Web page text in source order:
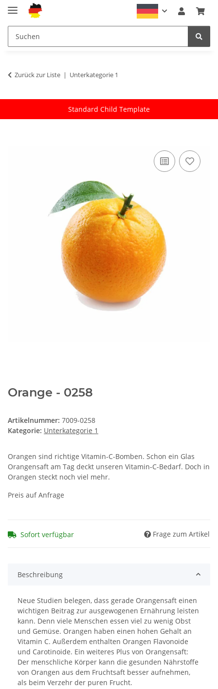
Zurück zur Liste Unterkategorie 1
Standard Child Template
Orange - 0258
Artikelnummer: 7009-0258
Kategorie: Unterkategorie 1
Orangen sind richtige Vitamin-C-Bomben. Schon ein Glas
Orangensaft am Tag deckt unseren Vitamin-C-Bedarf. Doch in
Orangen steckt noch viel mehr.
Preis auf Anfrage
Sofort verfügbar Frage zum Artikel
Beschreibung
Neue Studien belegen, dass gerade Orangensaft einen
wichtigen Beitrag zur ausgewogenen Ernährung leisten
kann. Denn viele Menschen essen viel zu wenig Obst
und Gemüse. Orangen haben einen hohen Gehalt an
Vitamin C. Außerdem enthalten Orangen Flavonoide
und Carotinoide. Ein weiteres Plus von Orangensaft:
Der menschliche Körper kann die gesunden Nährstoffe
von Orangen aus dem Fruchtsaft besser aufnehmen,
als beim Verzehr der puren Frucht.